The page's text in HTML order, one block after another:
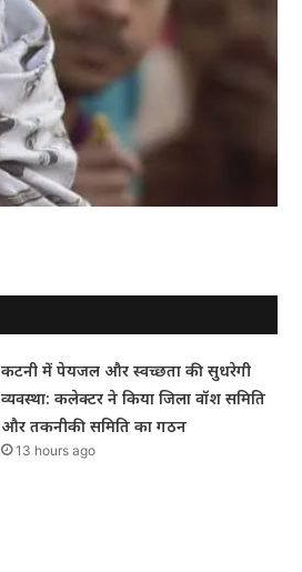
कटनी में पेयजल और स्वच्छता की सुधरेगी
व्यवस्था: कलेक्टर ने किया जिला वॉश समिति
और तकनीकी समिति का गठन
13 hours ago